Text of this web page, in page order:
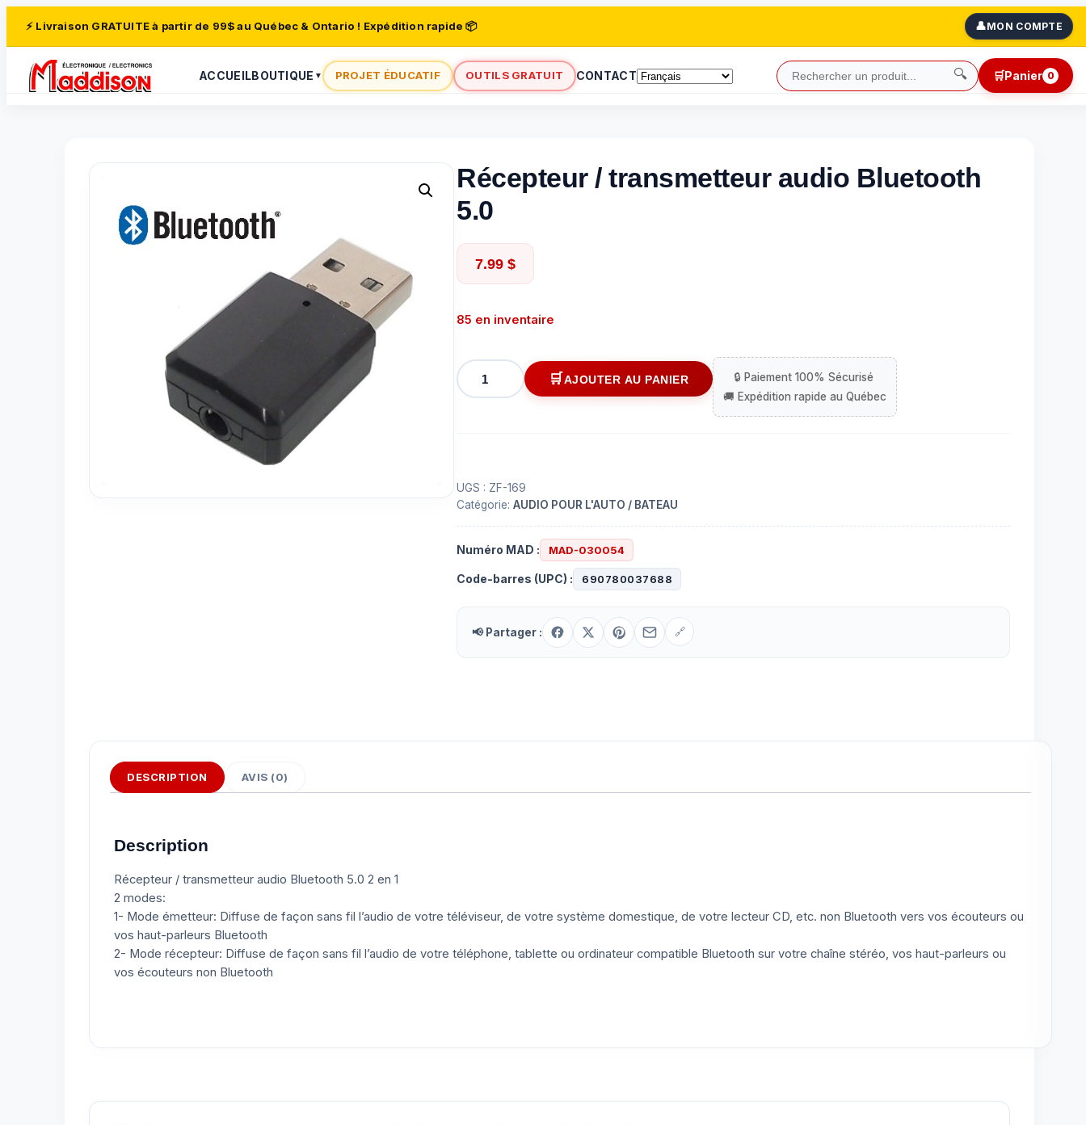
⚡ Livraison GRATUITE à partir de 99$ au Québec & Ontario ! Expédition rapide 📦 👤MON COMPTE
ACCUEILBOUTIQUE ▼ PROJET ÉDUCATIF OUTILS GRATUIT CONTACT 🔍 🛒Panier 0
Récepteur / transmetteur audio Bluetooth
5.0
7.99 $
85 en inventaire
quantité
de
Bluetooth
5.0
AJOUTER AU PANIER
UGS : ZF-169
Catégorie: AUDIO POUR L'AUTO / BATEAU
Numéro MAD : MAD-030054
Code-barres (UPC) : 690780037688
📢 Partager : 🔗
DESCRIPTION AVIS (0)
Description
Récepteur / transmetteur audio Bluetooth 5.0 2 en 1
2 modes:
1- Mode émetteur: Diffuse de façon sans fil l’audio de votre téléviseur, de votre système domestique, de votre lecteur CD, etc. non Bluetooth vers vos écouteurs ou
vos haut-parleurs Bluetooth
2- Mode récepteur: Diffuse de façon sans fil l’audio de votre téléphone, tablette ou ordinateur compatible Bluetooth sur votre chaîne stéréo, vos haut-parleurs ou
vos écouteurs non Bluetooth